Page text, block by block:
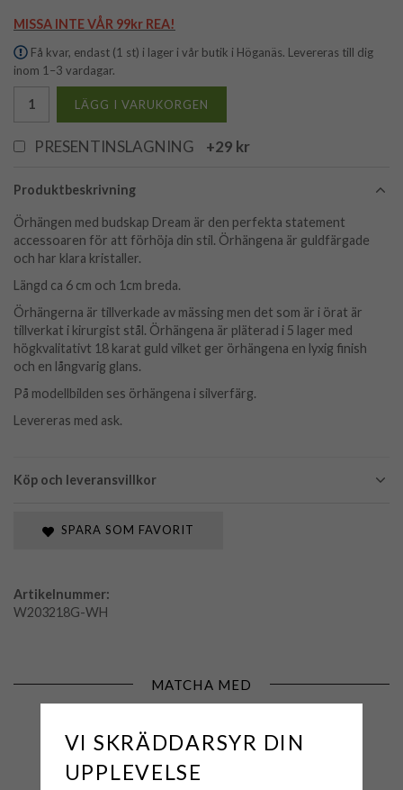
MISSA INTE VÅR 99kr REA!
Få kvar, endast (1 st) i lager i vår butik i Höganäs. Levereras till dig
inom 1–3 vardagar.
LÄGG I VARUKORGEN
PRESENTINSLAGNING +29 kr
Produktbeskrivning
Köp och leveransvillkor
Örhängen med budskap Dream är den perfekta statement
accessoaren för att förhöja din stil. Örhängena är guldfärgade
och har klara kristaller.
Längd ca 6 cm och 1cm breda.
Örhängerna är tillverkade av mässing men det som är i örat är
tillverkat i kirurgist stål. Örhängena är pläterad i 5 lager med
högkvalitativt 18 karat guld vilket ger örhängena en lyxig finish
och en långvarig glans.
På modellbilden ses örhängena i silverfärg.
Levereras med ask.
SPARA SOM FAVORIT
Artikelnummer:
W203218G-WH
MATCHA MED
VI SKRÄDDARSYR DIN
UPPLEVELSE